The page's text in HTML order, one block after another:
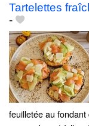
Tartelettes
-
feuilletée au